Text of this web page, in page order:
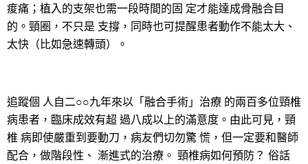
痠痛；植入的支架也需一段時間的固 定才能達成骨融合目
的。頸圈，不只是 支撐，同時也可提醒患者動作不能太大、
太快（比如急速轉頭）。
追蹤個 人自二○○九年來以「融合手術」治療 的兩百多位頸椎
病患者，臨床成效有超 過八成以上的滿意度。由此可見，頸
椎 病即使嚴重到要動刀，病友們切勿驚 慌，但一定要和醫師
配合，做階段性、 漸進式的治療。 頸椎病如何預防？ 俗話